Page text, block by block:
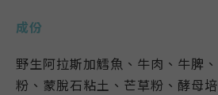
成份
野生阿拉斯加鱈魚、牛肉、牛脾
粉、蒙脫石粘土、芒草粉、酵母